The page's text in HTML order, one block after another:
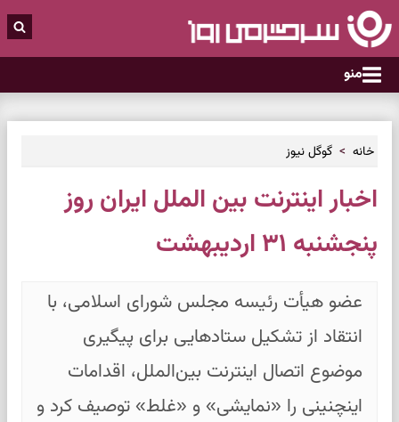
منو
خانه گوگل نیوز
اخبار اینترنت بین الملل ایران روز
پنجشنبه ۳۱ اردیبهشت
عضو هیأت رئیسه مجلس شورای اسلامی، با
انتقاد از تشکیل ستادهایی برای پیگیری
موضوع اتصال اینترنت بین‌الملل، اقدامات
اینچنینی را «نمایشی» و «غلط» توصیف کرد و